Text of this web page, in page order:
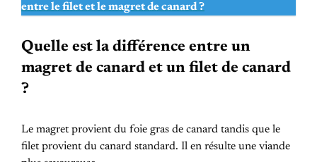
entre le filet et le magret de canard ?
Quelle est la différence entre un
magret de canard et un filet de canard
?
Le magret provient du foie gras de canard tandis que le
filet provient du canard standard. Il en résulte une viande